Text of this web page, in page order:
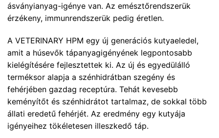
ásványianyag-igénye van. Az emésztőrendszerük
érzékeny, immunrendszerük pedig éretlen.
A VETERINARY HPM egy új generációs kutyaeledel,
amit a húsevők tápanyagigényének legpontosabb
kielégítésére fejlesztettek ki. Az új és egyedülálló
terméksor alapja a szénhidrátban szegény és
fehérjében gazdag receptúra. Tehát kevesebb
keményítőt és szénhidrátot tartalmaz, de sokkal több
állati eredetű fehérjét. Az eredmény egy kutyája
igényeihez tökéletesen illeszkedő táp.